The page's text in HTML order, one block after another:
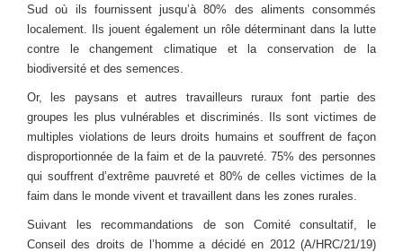
Sud où ils fournissent jusqu’à 80% des aliments consommés
localement. Ils jouent également un rôle déterminant dans la lutte
contre le changement climatique et la conservation de la
biodiversité et des semences.
Or, les paysans et autres travailleurs ruraux font partie des
groupes les plus vulnérables et discriminés. Ils sont victimes de
multiples violations de leurs droits humains et souffrent de façon
disproportionnée de la faim et de la pauvreté. 75% des personnes
qui souffrent d’extrême pauvreté et 80% de celles victimes de la
faim dans le monde vivent et travaillent dans les zones rurales.
Suivant les recommandations de son Comité consultatif, le
Conseil des droits de l’homme a décidé en 2012 (A/HRC/21/19)